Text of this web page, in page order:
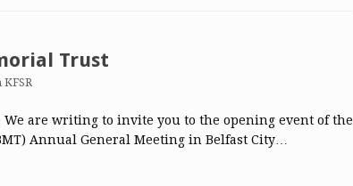
Trust
KFSR
We are writing to invite you to the opening event of the
Annual General Meeting in Belfast City…